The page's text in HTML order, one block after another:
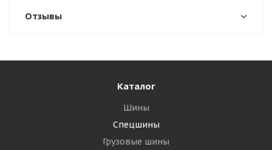
Отзывы
Каталог
Шины
Спецшины
Грузовые шины